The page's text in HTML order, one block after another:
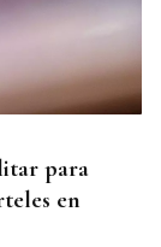
para
en